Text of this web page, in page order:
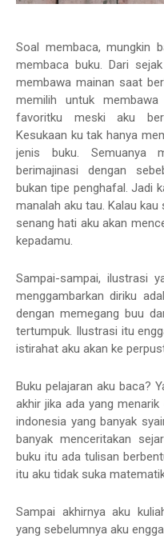
Soal membaca, mungkin
membaca buku. Dari
membawa mainan saat
memilih untuk
favoritku meski aku
Kesukaan ku tak hanya
jenis buku. Semuanya
berimajinasi dengan
bukan tipe penghafal. Jadi
manalah aku tau. Kalau
senang hati aku akan
kepadamu.
Sampai-sampai, ilustrasi
menggambarkan diriku
dengan memegang buu
tertumpuk. Ilustrasi itu
istirahat aku akan ke
Buku pelajaran aku baca?
akhir jika ada yang
indonesia yang banyak
banyak menceritakan
buku itu ada tulisan
itu aku tidak suka
Sampai akhirnya aku
yang sebelumnya aku